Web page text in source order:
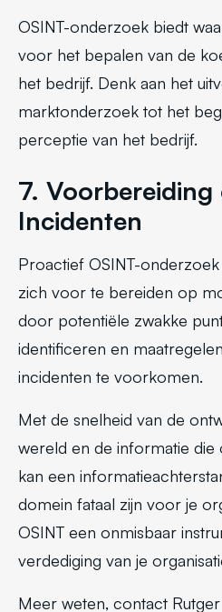
OSINT-onderzoek biedt
voor het bepalen van de
het bedrijf. Denk aan het
marktonderzoek tot het
perceptie van het bedrijf.
7. Voorbereiding
Incidenten
Proactief OSINT-
zich voor te bereiden op
door potentiële zwakke
identificeren en
incidenten te voorkomen.
Met de snelheid van de
wereld en de informatie
kan een
domein fataal zijn voor je
OSINT een onmisbaar
verdediging van je
Meer weten, contact